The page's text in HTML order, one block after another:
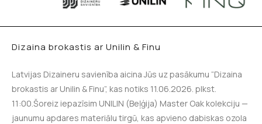
Dizaina brokastis ar Unilin & Finu
Latvijas Dizaineru savienība aicina Jūs uz pasākumu “Dizaina
brokastis ar Unilin & Finu”, kas notiks 11.06.2026. plkst.
11:00.Šoreiz iepazīsim UNILIN (Beļģija) Master Oak kolekciju —
jaunumu apdares materiālu tirgū, kas apvieno dabiskas ozola